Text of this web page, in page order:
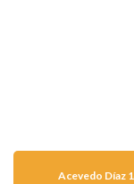
Acevedo Díaz